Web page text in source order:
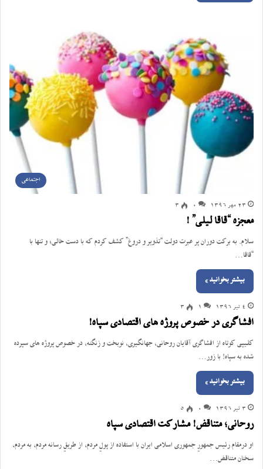
اجتماعی
23 مهر 1396 0
3
معجزه “قاقا لی‎لی” !
سلام. به برکت دوران پر عبرت دولت “تذویر و دروغ” کشف کردم که با دست خالی؛ و تنها با
“قاقا…
بیشتر بخوانید »
4 تیر 1396 1
3
افشاگری در خصوص پروژه های اقتصادی سپاه!
کلیپی کوتاه از افشاگری آقایان روحانی، جهانگیری، نوبخت و زنگنه، در خصوص پروژه های سپرده
شده به سپاه! با زور…
بیشتر بخوانید »
3 تیر 1396 0
5
روحانی؛ متناقض! مشارکت اقتصادی سپاه
او درمقام رئیس جمهورِ جمهوری اسلامی ایران با استفاده از پولِ مردم، از طریقِ رسانه مردم، به مردم،
سخنان متناقض…